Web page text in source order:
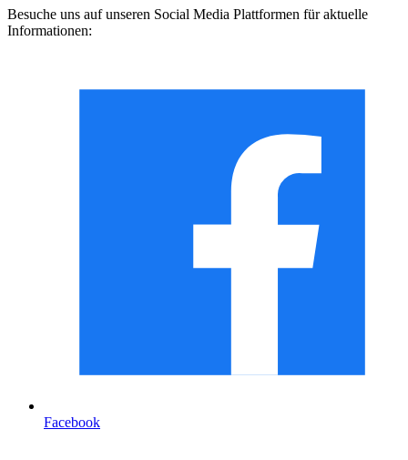
Besuche uns auf unseren Social Media Plattformen für aktuelle
Informationen:
Facebook